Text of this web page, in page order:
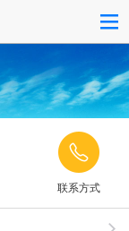
联系方式